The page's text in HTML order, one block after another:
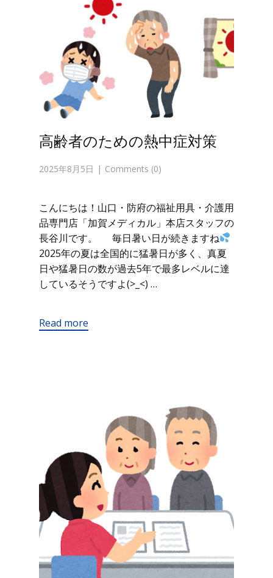
高齢者のための熱中症対策
2025年8月5日 Comments (0)
こんにちは！山口・防府の福祉用具・介護用
品専門店「加賀メディカル」本店スタッフの
長谷川です。 毎日暑い日が続きますね
2025年の夏は全国的に猛暑日が多く、真夏
日や猛暑日の数が過去5年で最多レベルに達
しているそうですよ(>_<) …
Read more